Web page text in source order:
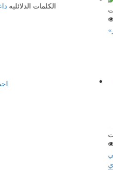
الكلمات الدلائليه